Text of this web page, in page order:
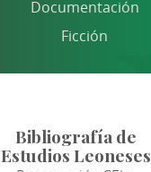
Documentación
Ficción
Bibliografía de
Estudios Leoneses